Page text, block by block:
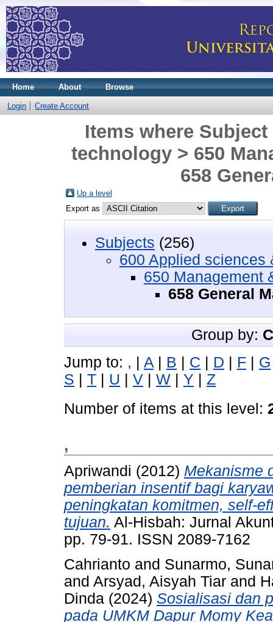
Home About Browse
Login Create Account
Items where
technology > 650
658
Up a level
Export as
Subjects (256)
600 Applied sciences
650 Management
658 General
Group by:
Jump to: , | A | B | C | D | F | G
S | T | U | V | W | Y | Z
Number of items at this level:
,
Apriwandi (2012) Mekanisme
pemberian insentif bagi
peningkatan komitmen, self-
tujuan. Al-Hisbah: Jurnal
pp. 79-91. ISSN 2089-7162
Cahrianto and Sunarmo,
and Arsyad, Aisyah Tiar and
Dinda (2024) Sosialisasi dan
pada UMKM Dapur Momy